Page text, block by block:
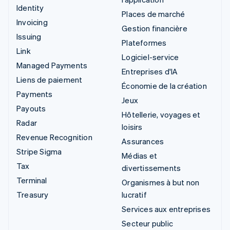
Identity
Invoicing
Issuing
Link
Managed Payments
Liens de paiement
Payments
Payouts
Radar
Revenue Recognition
Stripe Sigma
Tax
Terminal
Treasury
Places de marché
Gestion financière
Plateformes
Logiciel-service
Entreprises d'IA
Économie de la création
Jeux
Hôtellerie, voyages et
loisirs
Assurances
Médias et
divertissements
Organismes à but non
lucratif
Services aux entreprises
Secteur public